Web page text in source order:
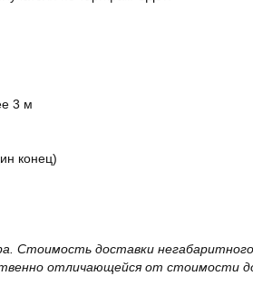
3 м
конец)
Стоимость доставки
отличающейся от стоимости